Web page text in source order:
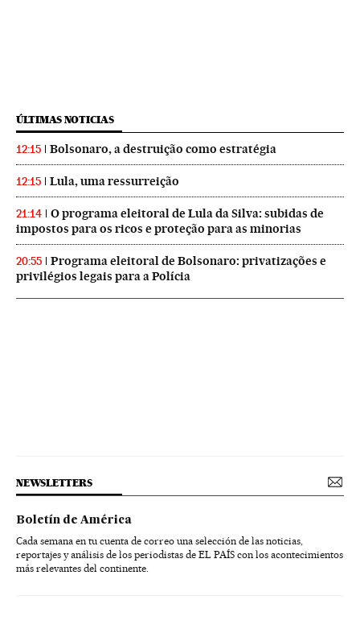
ÚLTIMAS NOTICIAS
12:15 Bolsonaro, a destruição como estratégia
12:15 Lula, uma ressurreição
21:14
O programa eleitoral de Lula da Silva: subidas de
impostos para os ricos e proteção para as minorias
20:55
Programa eleitoral de Bolsonaro: privatizações e
privilégios legais para a Polícia
NEWSLETTERS
Boletín de América
Cada semana en tu cuenta de correo una selección de las noticias,
reportajes y análisis de los periodistas de EL PAÍS con los acontecimientos
más relevantes del continente.